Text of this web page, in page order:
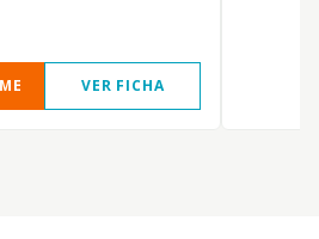
VER FICHA